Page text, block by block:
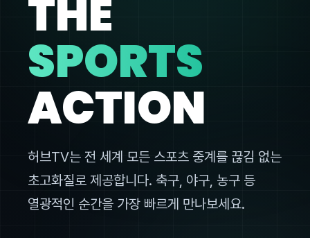
THE
SPORTS
ACTION
허브TV는 전 세계 모든 스포츠 중계를 끊김 없는
초고화질로 제공합니다. 축구, 야구, 농구 등
열광적인 순간을 가장 빠르게 만나보세요.